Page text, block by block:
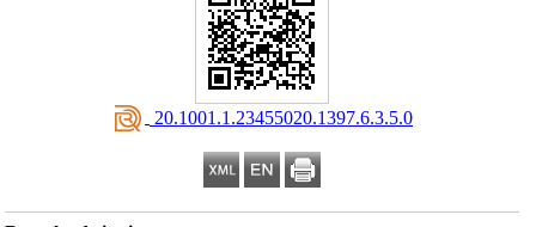
‎ 20.1001.1.23455020.1397.6.3.5.0